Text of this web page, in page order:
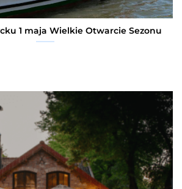
1 maja Wielkie Otwarcie Sezonu